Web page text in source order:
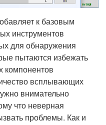
к базовым
инструментов
для обнаружения
пытаются избежать
компонентов
всплывающих
внимательно
что неверная
проблемы. Как и